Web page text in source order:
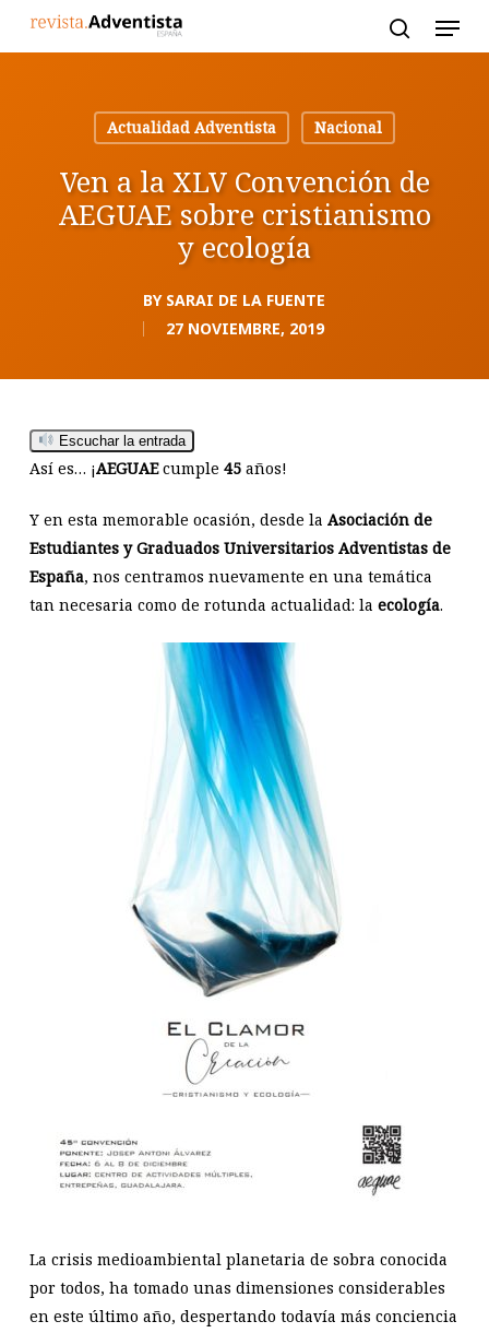
Actualidad Adventista
Nacional
Ven a la XLV Convención de
AEGUAE sobre cristianismo
y ecología
BY SARAI DE LA FUENTE
27 NOVIEMBRE, 2019
Escuchar la entrada
Así es… ¡AEGUAEcumple 45 años!
Y en esta memorable ocasión, desde la Asociación de
Estudiantes y Graduados Universitarios Adventistas de
España, nos centramos nuevamente en una temática
tan necesaria como de rotunda actualidad: la ecología.
La crisis medioambiental planetaria de sobra conocida
por todos, ha tomado unas dimensiones considerables
en este último año, despertando todavía más conciencia